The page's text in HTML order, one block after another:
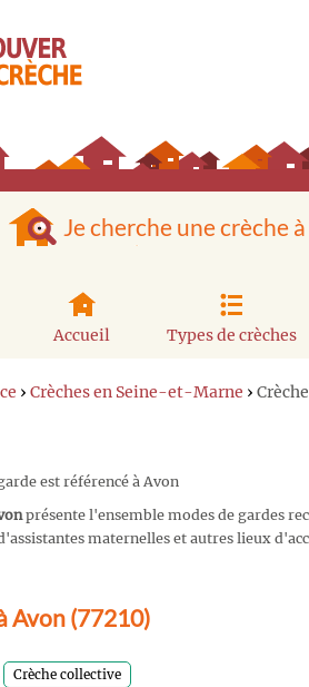
Je cherche une crèche à
Accueil Types de crèches
› Crèches en Seine-et-Marne ›
est référencé à Avon
présente l'ensemble modes de gardes
maternelles et autres lieux
Avon (77210)
Crèche collective